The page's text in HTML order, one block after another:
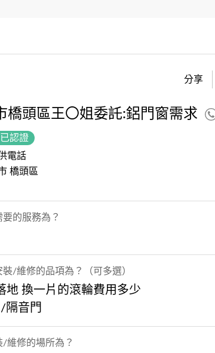
分享
橋頭區王〇姐委託:鋁門窗需求
認證
電話
橋頭區
的服務為？
裝/維修的品項為？（可多選）
地 換一片的滾輪費用多少
隔音門
/維修的場所為？